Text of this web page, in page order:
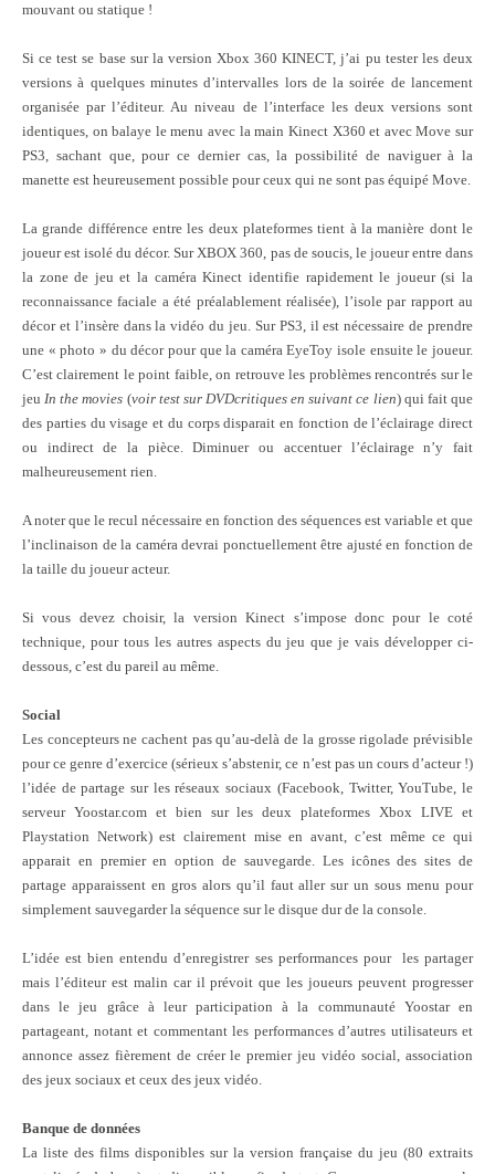
mouvant ou statique !
Si ce test se base sur la version Xbox 360 KINECT, j’ai pu tester les deux
versions à quelques minutes d’intervalles lors de la soirée de lancement
organisée par l’éditeur. Au niveau de l’interface les deux versions sont
identiques, on balaye le menu avec la main Kinect X360 et avec Move sur
PS3, sachant que, pour ce dernier cas, la possibilité de naviguer à la
manette est heureusement possible pour ceux qui ne sont pas équipé Move.
La grande différence entre les deux plateformes tient à la manière dont le
joueur est isolé du décor. Sur XBOX 360, pas de soucis, le joueur entre dans
la zone de jeu et la caméra Kinect identifie rapidement le joueur (si la
reconnaissance faciale a été préalablement réalisée), l’isole par rapport au
décor et l’insère dans la vidéo du jeu. Sur PS3, il est nécessaire de prendre
une « photo » du décor pour que la caméra EyeToy isole ensuite le joueur.
C’est clairement le point faible, on retrouve les problèmes rencontrés sur le
jeuIn the movies (voir test sur DVDcritiquesen suivant ce lien) qui fait que
des parties du visage et du corps disparait en fonction de l’éclairage direct
ou indirect de la pièce. Diminuer ou accentuer l’éclairage n’y fait
malheureusement rien.
A noter que le recul nécessaire en fonction des séquences est variable et que
l’inclinaison de la caméra devrai ponctuellement être ajusté en fonction de
la taille du joueur acteur.
Si vous devez choisir, la version Kinect s’impose donc pour le coté
technique, pour tous les autres aspects du jeu que je vais développer ci-
dessous, c’est du pareil au même.
Social
Les concepteurs ne cachent pas qu’au-delà de la grosse rigolade prévisible
pour ce genre d’exercice (sérieux s’abstenir, ce n’est pas un cours d’acteur !)
l’idée de partage sur les réseaux sociaux (Facebook, Twitter, YouTube, le
serveur Yoostar.com et bien sur les deux plateformes Xbox LIVE et
Playstation Network) est clairement mise en avant, c’est même ce qui
apparait en premier en option de sauvegarde. Les icônes des sites de
partage apparaissent en gros alors qu’il faut aller sur un sous menu pour
simplement sauvegarder la séquence sur le disque dur de la console.
L’idée est bien entendu d’enregistrer ses performances pour
les partager
mais l’éditeur est malin car il prévoit que les joueurs peuvent progresser
dans le jeu grâce à leur participation à la communauté Yoostar en
partageant, notant et commentant les performances d’autres utilisateurs et
annonce assez fièrement de créer le premier jeu vidéo social, association
des jeux sociaux et ceux des jeux vidéo.
Banque de données
La liste des films disponibles sur la version française du jeu (80 extraits